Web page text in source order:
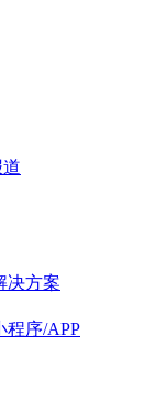
决方案
程序/APP